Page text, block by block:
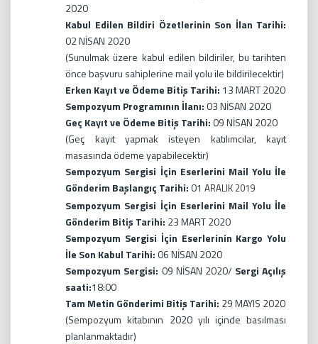
2020
Kabul Edilen Bildiri Özetlerinin Son İlan Tarihi:
02 NİSAN 2020
(Sunulmak üzere kabul edilen bildiriler, bu tarihten
önce başvuru sahiplerine mail yolu ile bildirilecektir)
Erken Kayıt ve Ödeme Bitiş Tarihi: 13 MART 2020
Sempozyum Programının İlanı:03 NİSAN 2020
Geç Kayıt ve Ödeme Bitiş Tarihi:09 NİSAN 2020
(Geç kayıt yapmak isteyen katılımcılar, kayıt
masasında ödeme yapabilecektir)
Sempozyum Sergisi İçin Eserlerini Mail Yolu İle
Gönderim Başlangıç Tarihi:01 ARALIK 2019
Sempozyum Sergisi İçin Eserlerini Mail Yolu İle
Gönderim Bitiş Tarihi: 23 MART 2020
Sempozyum Sergisi İçin Eserlerinin Kargo Yolu
İle Son Kabul Tarihi:06 NİSAN 2020
Sempozyum Sergisi: 09 NİSAN 2020/ Sergi Açılış
saati:18:00
Tam Metin Gönderimi Bitiş Tarihi: 29 MAYIS 2020
(Sempozyum kitabının 2020 yılı içinde basılması
planlanmaktadır)